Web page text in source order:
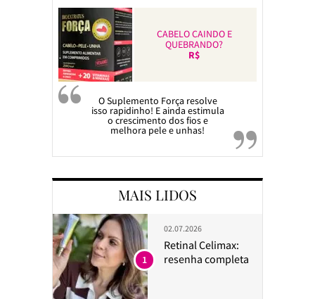
CABELO CAINDO E
QUEBRANDO?
R$
O Suplemento Força resolve
isso rapidinho! E ainda estimula
o crescimento dos fios e
melhora pele e unhas!
MAIS LIDOS
02.07.2026
Retinal Celimax:
resenha completa
1